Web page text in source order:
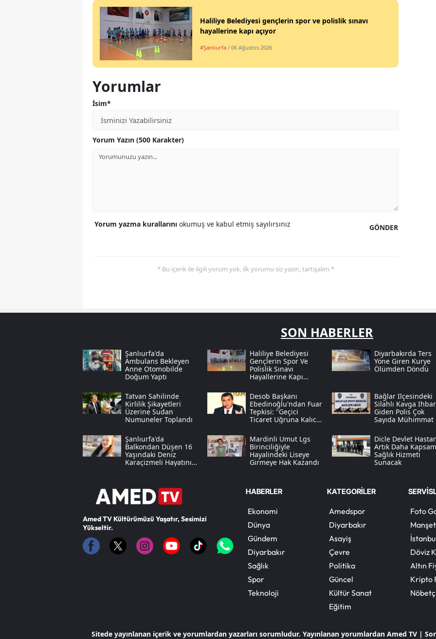
Haliliye Belediyesi gençlerin spor ve polislik sınavı
hayallerine kapı açıyor
#Şanlıurfa / 06 Ağustos 2026
Yorumlar
İsim*
Yorum Yazın (500 Karakter)
GÖNDER
Yorum yazma kurallarını okumuş ve kabul etmiş sayılırsınız
* Bu içerik ile ilgili yorum yok, ilk yorumu siz yazın, tartışalım *
SON HABERLER
Şanlıurfa'da
Ambulans Bekleyen
Anne Otomobilde
Doğum Yaptı
Haliliye Belediyesi
Gençlerin Spor Ve
Polislik Sınavı
Hayallerine Kapı
Diyarbakırda Ters
Yöne Giren Kurye
Ölümden Döndü
Tatvan Sahilinde
Kirlilik Şikayetleri
Üzerine Sudan
Numuneler Toplandı
Desob Başkanı
Ebedinoğlu'ndan Fuar
Tepkisi: "geçici
Ticaret Uğruna Kalıcı
Kaybetmeyelim"
Bağlar Ilçesindeki
Silahlı Kavga
Giden Polis Çok
Sayıda Mühimmat
Şanlıurfa'da
Balkondan Düşen 16
Yaşındaki Deniz
Karaçizmeli Hayatını
Mardinli Umut Lgs
Birinciliğiyle
Hayalindeki Liseye
Girmeye Hak Kazandı
Dicle Devlet
Artık Daha
Sağlık Hizmeti
Sunacak
Amed TV Kültürümüzü Yaşatır, Sesimizi
Yükseltir.
HABERLER
Ekonomi
Dünya
Gündem
Diyarbakır
Sağlık
Spor
Teknoloji
KATEGORİLER
Amedspor
Diyarbakır
Asayiş
Çevre
Politika
Güncel
Kültür Sanat
Eğitim
Foto
Döviz
Altın
Kripto
Sitede yayınlanan içerik ve yorumlardan yazarları sorumludur. Yayınlanan yorumlardan Amed TV |